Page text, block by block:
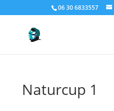
06 30 6833557
Naturcup 1